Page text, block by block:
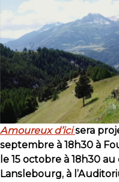
Amoureux d’ici sera
septembre à 18h30 à
le 15 octobre à 18h30
Lanslebourg, à